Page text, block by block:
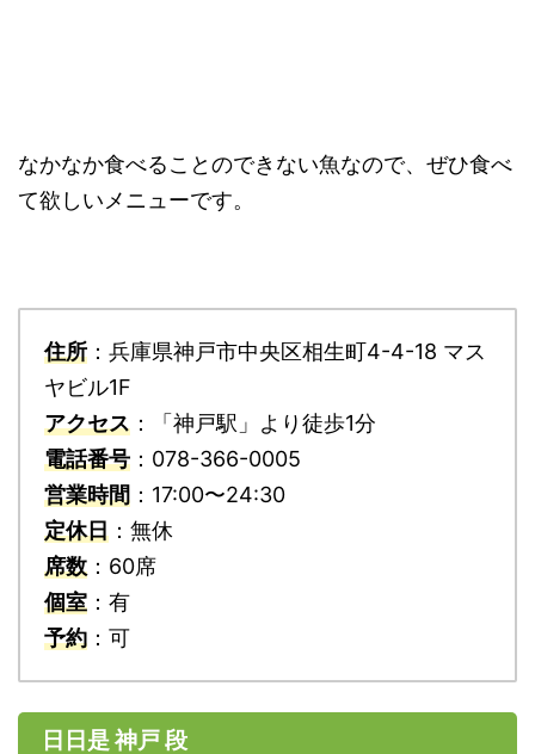
なかなか食べることのできない魚なので、ぜひ食べ
て欲しいメニューです。
住所 ：兵庫県神戸市中央区相生町4-4-18 マス
ヤビル1F
アクセス ：「神戸駅」より徒歩1分
電話番号 ：078-366-0005
営業時間 ：17:00〜24:30
定休日 ：無休
席数 ：60席
個室 ：有
予約 ：可
日日是 神戸 段